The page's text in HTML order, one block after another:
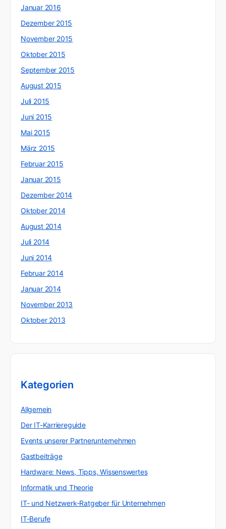
Januar 2016
Dezember 2015
November 2015
Oktober 2015
September 2015
August 2015
Juli 2015
Juni 2015
Mai 2015
März 2015
Februar 2015
Januar 2015
Dezember 2014
Oktober 2014
August 2014
Juli 2014
Juni 2014
Februar 2014
Januar 2014
November 2013
Oktober 2013
Kategorien
Allgemein
Der IT-Karriereguide
Events unserer Partnerunternehmen
Gastbeiträge
Hardware: News, Tipps, Wissenswertes
Informatik und Theorie
IT- und Netzwerk-Ratgeber für Unternehmen
IT-Berufe